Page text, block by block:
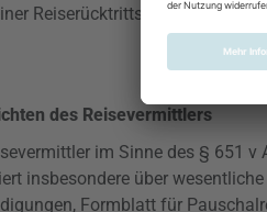
Reiserücktrittsversicherung
des Reisevermittlers
im Sinne des § 651
insbesondere über
Formblatt für